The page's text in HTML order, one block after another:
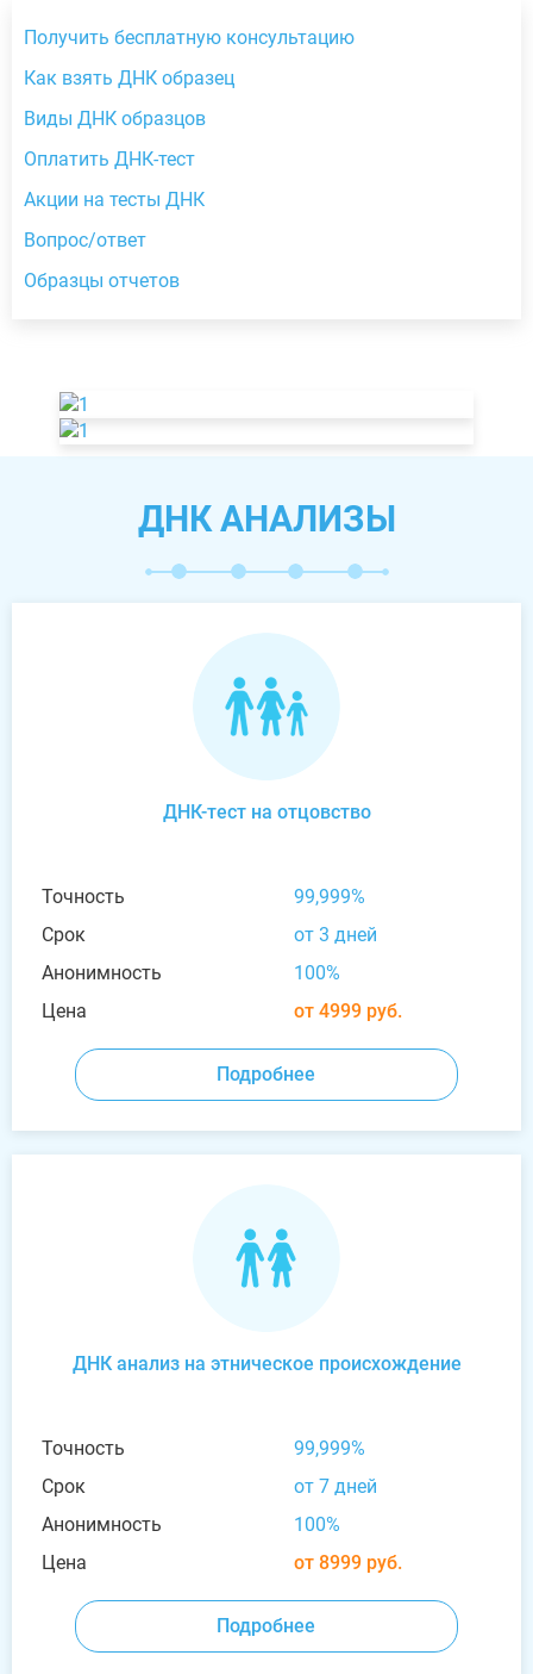
Получить бесплатную консультацию
Как взять ДНК образец
Виды ДНК образцов
Оплатить ДНК-тест
Акции на тесты ДНК
Вопрос/ответ
Образцы отчетов
ДНК АНАЛИЗЫ
ДНК-тест на отцовство
Точность
99,999%
Срок
от 3 дней
Анонимность
100%
Цена
от 4999 руб.
Подробнее
ДНК анализ на этническое происхождение
Точность
99,999%
Срок
от 7 дней
Анонимность
100%
Цена
от 8999 руб.
Подробнее